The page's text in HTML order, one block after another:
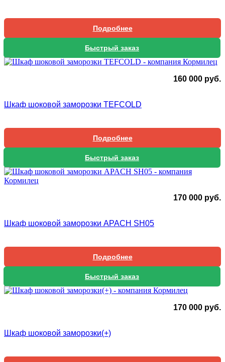
Подробнее
Быстрый заказ
160 000 руб.
Шкаф шоковой заморозки TEFCOLD
Подробнее
Быстрый заказ
170 000 руб.
Шкаф шоковой заморозки APACH SH05
Подробнее
Быстрый заказ
170 000 руб.
Шкаф шоковой заморозки(+)